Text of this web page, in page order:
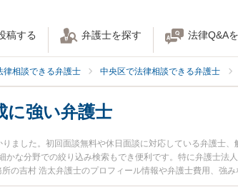
稿する 弁護士を探す 法律Q&A
律相談できる弁護士 中央区で法律相談できる弁護士
に強い弁護士
ました。初回面談無料や休日面談に対応している弁護士
な分野での絞り込み検索もでき便利です。特に弁護士法
の吉村 浩太弁護士のプロフィール情報や弁護士費用、強
相談したい』『公正証書遺言の作成のトラブル解決の実